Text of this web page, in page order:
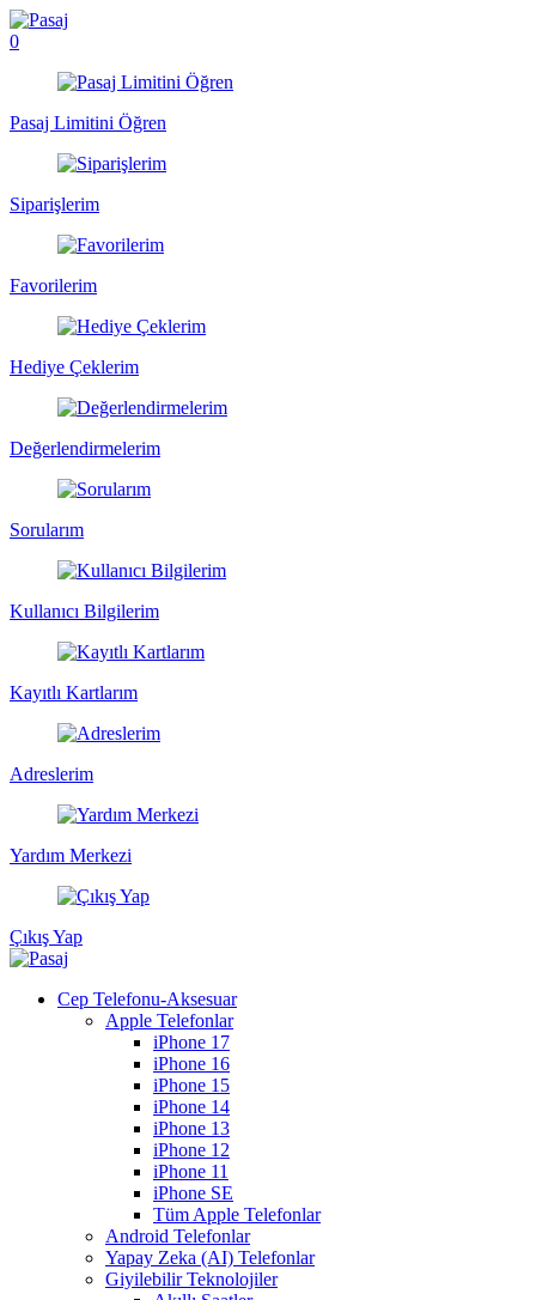
0
Pasaj Limitini Öğren
Siparişlerim
Favorilerim
Hediye Çeklerim
Değerlendirmelerim
Sorularım
Kullanıcı Bilgilerim
Kayıtlı Kartlarım
Adreslerim
Yardım Merkezi
Çıkış Yap
Cep Telefonu-Aksesuar
Apple Telefonlar
iPhone 17
iPhone 16
iPhone 15
iPhone 14
iPhone 13
iPhone 12
iPhone 11
iPhone SE
Tüm Apple Telefonlar
Android Telefonlar
Yapay Zeka (AI) Telefonlar
Giyilebilir Teknolojiler